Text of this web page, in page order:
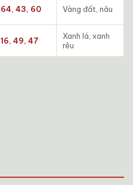
64, 43, 60 Vàng đất, nâu
16, 49, 47
Xanh lá, xanh
rêu